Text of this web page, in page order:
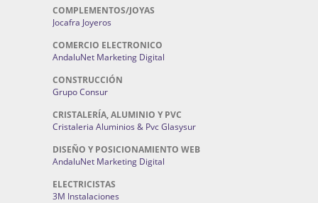
COMPLEMENTOS/JOYAS
Jocafra Joyeros
COMERCIO ELECTRONICO
AndaluNet Marketing Digital
CONSTRUCCIÓN
Grupo Consur
CRISTALERÍA, ALUMINIO Y PVC
Cristaleria Aluminios & Pvc Glasysur
DISEÑO Y POSICIONAMIENTO WEB
AndaluNet Marketing Digital
ELECTRICISTAS
3M Instalaciones